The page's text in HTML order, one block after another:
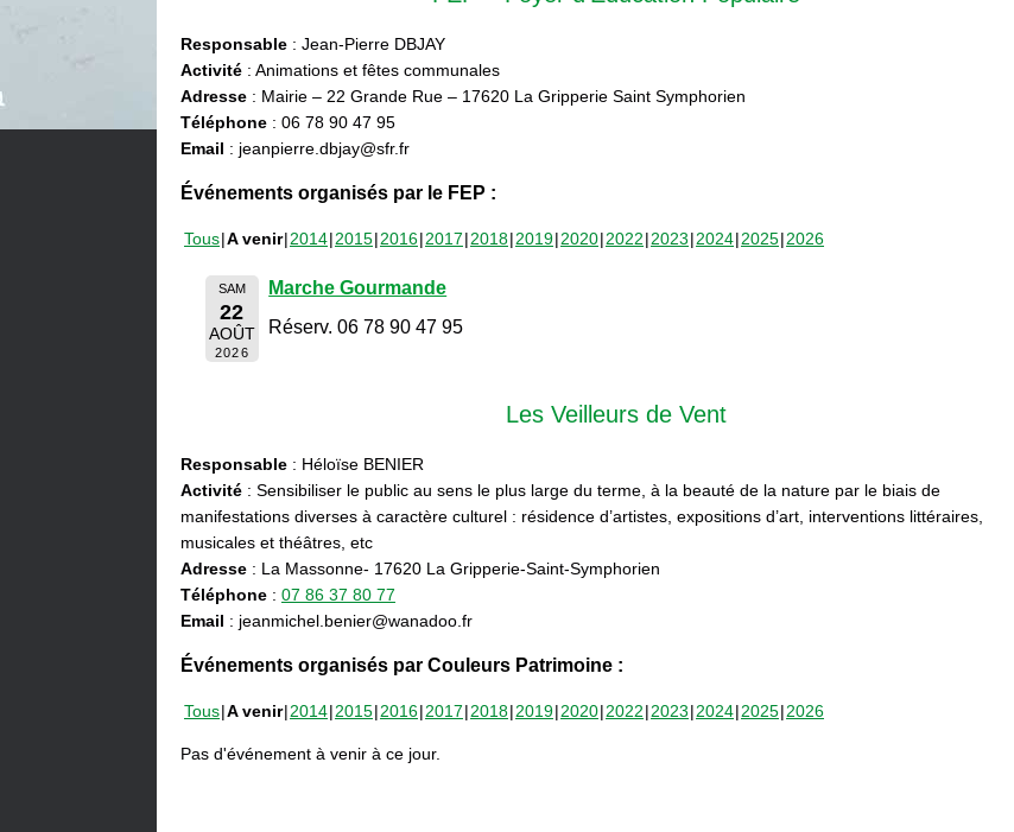
Responsable : Jean-Pierre DBJAY
Activité : Animations et fêtes communales
Adresse : Mairie – 22 Grande Rue – 17620 La Gripperie Saint Symphorien
Téléphone : 06 78 90 47 95
Email : jeanpierre.dbjay@sfr.fr
Événements organisés par le FEP :
Tous A venir 2014 2015 2016 2017 2018 2019 2020 2022 2023 2024 2025 2026
SAM
22
AOÛT
2026
Marche Gourmande
Réserv. 06 78 90 47 95
Les Veilleurs de Vent
Responsable : Héloïse BENIER
Activité : Sensibiliser le public au sens le plus large du terme, à la beauté de la nature par le biais de
manifestations diverses à caractère culturel : résidence d’artistes, expositions d’art, interventions littéraires,
musicales et théâtres, etc
Adresse : La Massonne- 17620 La Gripperie-Saint-Symphorien
Téléphone : 07 86 37 80 77
Email : jeanmichel.benier@wanadoo.fr
Événements organisés par Couleurs Patrimoine :
Tous A venir 2014 2015 2016 2017 2018 2019 2020 2022 2023 2024 2025 2026
Pas d'événement à venir à ce jour.